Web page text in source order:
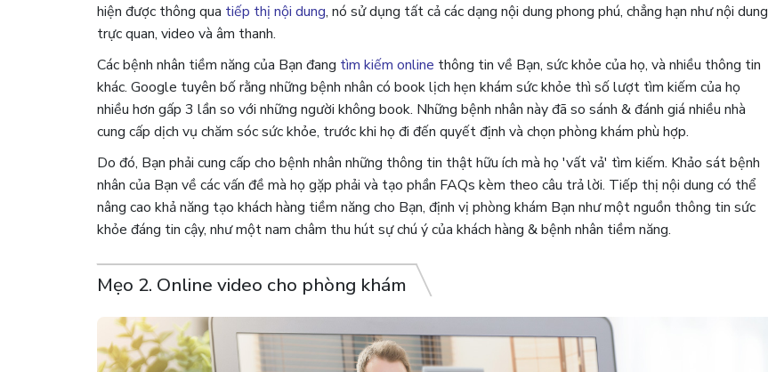
hiện được thông qua tiếp thị nội dung, nó sử dụng tất cả các dạng nội dung phong phú, chẳng hạn như nội dung
trực quan, video và âm thanh.
Các bệnh nhân tiềm năng của Bạn đang tìm kiếm online thông tin về Bạn, sức khỏe của họ, và nhiều thông tin
khác. Google tuyên bố rằng những bệnh nhân có book lịch hẹn khám sức khỏe thì số lượt tìm kiếm của họ
nhiều hơn gấp 3 lần so với những người không book. Những bệnh nhân này đã so sánh & đánh giá nhiều nhà
cung cấp dịch vụ chăm sóc sức khỏe, trước khi họ đi đến quyết định và chọn phòng khám phù hợp.
Do đó, Bạn phải cung cấp cho bệnh nhân những thông tin thật hữu ích mà họ 'vất vả' tìm kiếm. Khảo sát bệnh
nhân của Bạn về các vấn đề mà họ gặp phải và tạo phần FAQs kèm theo câu trả lời. Tiếp thị nội dung có thể
nâng cao khả năng tạo khách hàng tiềm năng cho Bạn, định vị phòng khám Bạn như một nguồn thông tin sức
khỏe đáng tin cậy, như một nam châm thu hút sự chú ý của khách hàng & bệnh nhân tiềm năng.
Mẹo 2. Online video cho phòng khám